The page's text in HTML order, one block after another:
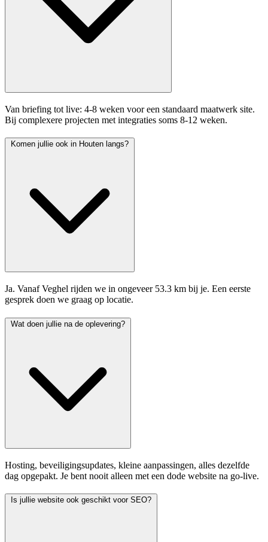
Van briefing tot live: 4-8 weken voor een standaard maatwerk site.
Bij complexere projecten met integraties soms 8-12 weken.
Komen jullie ook in Houten langs?
Ja. Vanaf Veghel rijden we in ongeveer 53.3 km bij je. Een eerste
gesprek doen we graag op locatie.
Wat doen jullie na de oplevering?
Hosting, beveiligingsupdates, kleine aanpassingen, alles dezelfde
dag opgepakt. Je bent nooit alleen met een dode website na go-live.
Is jullie website ook geschikt voor SEO?